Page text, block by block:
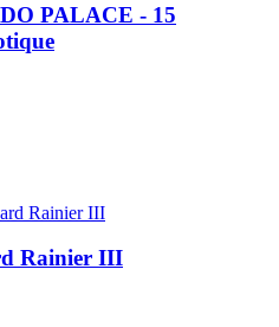
PALACE - 15
Rainier III